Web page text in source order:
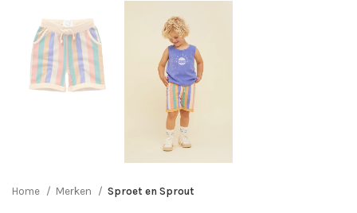
Home Merken Sproet en Sprout